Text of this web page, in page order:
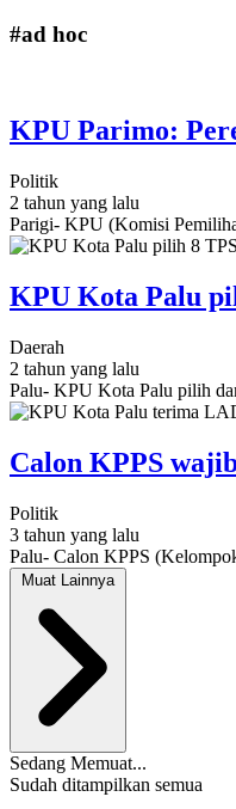
#ad hoc
KPU Parimo:
Politik
2 tahun yang lalu
Parigi- KPU (Komisi
KPU Kota Palu
Daerah
2 tahun yang lalu
Palu- KPU Kota Palu pilih
Calon KPPS
Politik
3 tahun yang lalu
Palu- Calon KPPS
Sedang Memuat...
Sudah ditampilkan semua